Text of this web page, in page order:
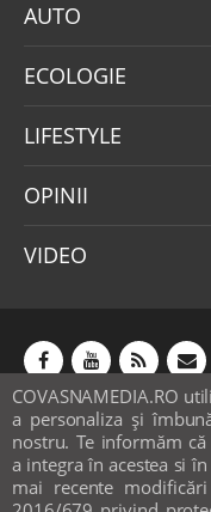
AUTO
ECOLOGIE
LIFESTYLE
OPINII
VIDEO
COVASNAMEDIA.RO
a personaliza și
nostru. Te informăm
a integra în acestea si
mai recente
Abonamente
Contact
Sondaje
© covasnamedia.ro.